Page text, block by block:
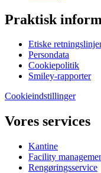
Praktisk
Etiske
Persondata
Cookiepolitik
Smiley-rapporter
Cookieindstillinger
Vores services
Kantine
Facility
Rengøringsservice